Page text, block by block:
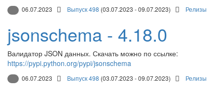
06.07.2023 Выпуск 498 (03.07.2023 - 09.07.2023) Релизы
jsonschema - 4.18.0
Валидатор JSON данных. Скачать можно по ссылке:
https://pypi.python.org/pypi/jsonschema
06.07.2023 Выпуск 498 (03.07.2023 - 09.07.2023) Релизы